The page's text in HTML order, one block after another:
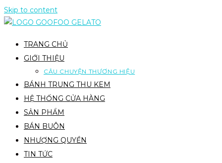
Skip to content
TRANG CHỦ
GIỚI THIỆU
CÂU CHUYỆN THƯƠNG HIỆU
BÁNH TRUNG THU KEM
HỆ THỐNG CỬA HÀNG
SẢN PHẨM
BÁN BUÔN
NHƯỢNG QUYỀN
TIN TỨC